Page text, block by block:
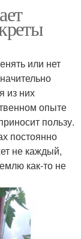
или нет
из них
опыте
пользу.
постоянно
не каждый,
как-то не